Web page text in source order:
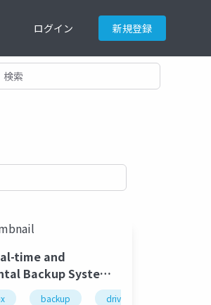
ログイン 新規登録
time and
Backup System
backup driver